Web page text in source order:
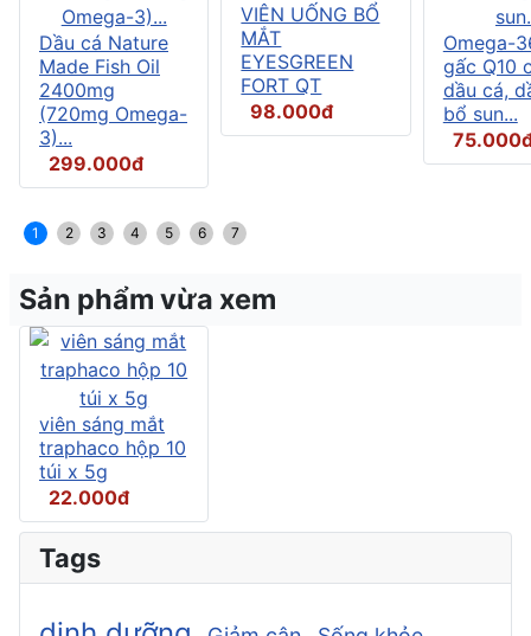
Dầu cá Nature
Made Fish Oil
2400mg
(720mg Omega-
3)...
299.000đ
VIÊN UỐNG BỔ
MẮT
EYESGREEN
FORT QT
98.000đ
Omega-
gấc Q10
dầu cá,
bổ sun...
1 2 3 4 5 6 7
Sản phẩm vừa xem
viên sáng mắt
traphaco hộp 10
túi x 5g
22.000đ
Tags